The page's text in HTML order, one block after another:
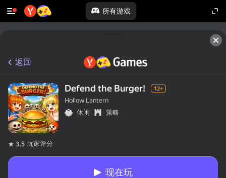
所有游戏
返回
Defend the Burger! 12+
Hollow Lantern
休闲
策略
3,5 玩家评分
现在玩